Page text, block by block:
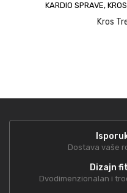
KARDIO SPRAVE,
Kros
Dostava vaše
Dizajn
Dvodimenzionalan i